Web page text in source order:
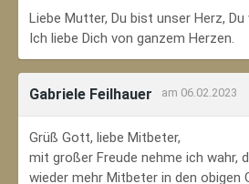
Liebe Mutter, Du bist unser Herz,
Ich liebe Dich von ganzem Herzen.
Gabriele Feilhauer am 06.02.2023
Grüß Gott, liebe Mitbeter,
mit großer Freude nehme ich wahr,
wieder mehr Mitbeter in den obigen